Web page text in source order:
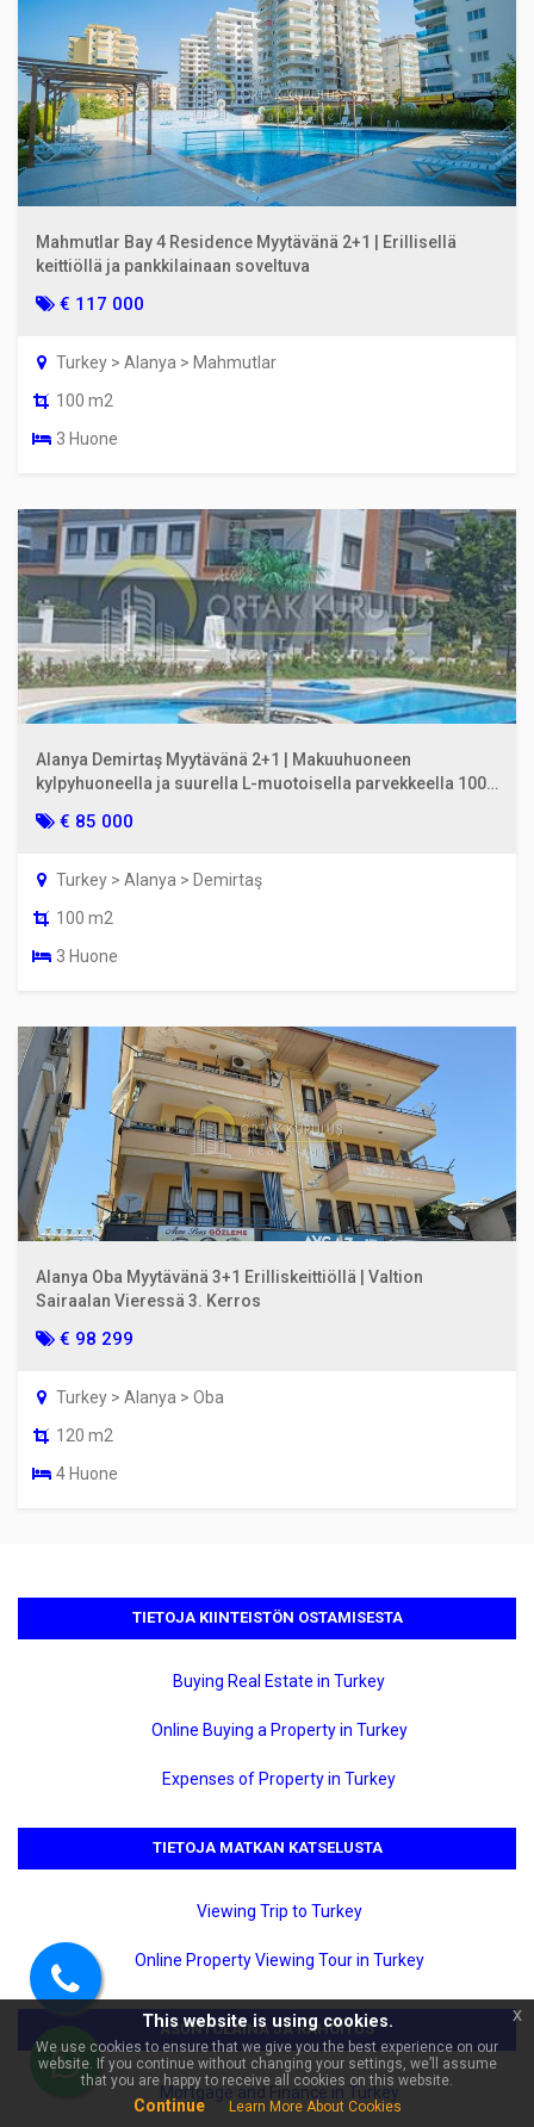
Mahmutlar Bay 4 Residence Myytävänä 2+1 | Erillisellä
keittiöllä ja pankkilainaan soveltuva
€ 117 000
Turkey > Alanya > Mahmutlar
100 m2
3 Huone
Alanya Demirtaş Myytävänä 2+1 | Makuuhuoneen
kylpyhuoneella ja suurella L-muotoisella parvekkeella 100
€ 85 000
Turkey > Alanya > Demirtaş
100 m2
3 Huone
Alanya Oba Myytävänä 3+1 Erilliskeittiöllä | Valtion
Sairaalan Vieressä 3. Kerros
€ 98 299
Turkey > Alanya > Oba
120 m2
4 Huone
TIETOJA KIINTEISTÖN OSTAMISESTA
Buying Real Estate in Turkey
Online Buying a Property in Turkey
Expenses of Property in Turkey
TIETOJA MATKAN KATSELUSTA
Viewing Trip to Turkey
Online Property Viewing Tour in Turkey
ASUNTOLAINA JA RAHOITUS
Mortgage and Finance in Turkey
Soita
meille
WhatsApp
This website is using cookies.
We use cookies to ensure that we give you the best experience on our
website. If you continue without changing your settings, we’ll assume
that you are happy to receive all cookies on this website.
Continue Learn More About Cookies
x
🏠 Kysy kohteesta Alanyan
Kestelissä myytävänä